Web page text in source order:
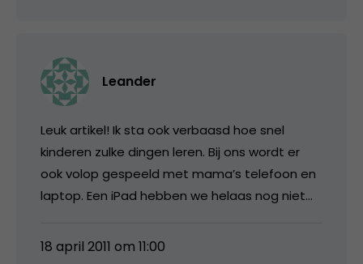
Leander
Leuk artikel! Ik sta ook verbaasd hoe snel
kinderen zulke dingen leren. Bij ons wordt er
ook volop gespeeld met mama’s telefoon en
laptop. Een iPad hebben we helaas nog niet…
18 april 2011 om 11:00